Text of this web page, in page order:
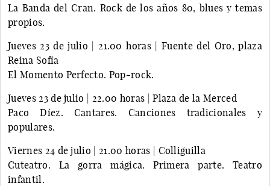
La Banda del Cran. Rock de los años 80, blues y temas
propios.
Jueves 23 de julio | 21.00 horas | Fuente del Oro, plaza
Reina Sofía
El Momento Perfecto. Pop-rock.
Jueves 23 de julio | 22.00 horas | Plaza de la Merced
Paco Díez. Cantares. Canciones tradicionales y
populares.
Viernes 24 de julio | 21.00 horas | Colliguilla
Cuteatro. La gorra mágica. Primera parte. Teatro
infantil.